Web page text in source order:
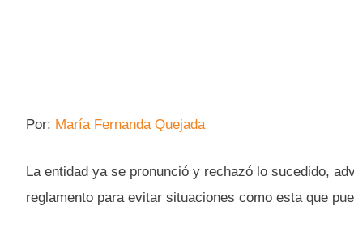
Por: María Fernanda Quejada
La entidad ya se pronunció y rechazó lo sucedido,
reglamento para evitar situaciones como esta que